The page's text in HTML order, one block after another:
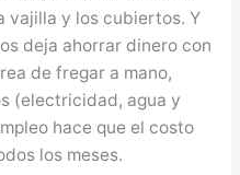
vajilla y los cubiertos. Y
deja ahorrar dinero con
de fregar a mano,
(electricidad, agua y
hace que el costo
los meses.